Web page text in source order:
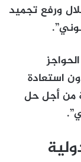
ورفع تجميد
استعادة
من أجل حل